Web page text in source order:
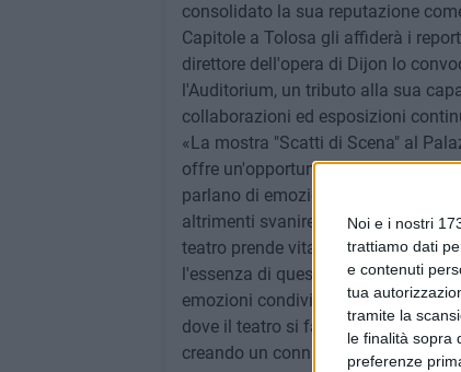
Noi e i nostri
trattiamo dati
e contenuti
tua
tramite la
le finalità sopra
preferenze
consolidato la sua reputazione
Capitole a Tolosa gli affiderà i
direttore dell'opera di Dijon lo
l'Auditorium, un tributo alla sua
collaborazioni ed esposizioni
«La mostra "Scatti di Scena" al
offre un'opportunità unica di
parlano di emozione, passione e
altrimenti svanirebbero,
teatro prende vita non solo sul
l'essenza di queste storie. Le
emozioni condivise, di attimi di
dove il teatro si fa arte visiva.
creando un connubio tra arte e